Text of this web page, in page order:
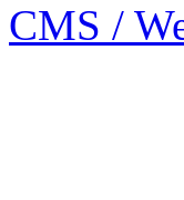
CMS /